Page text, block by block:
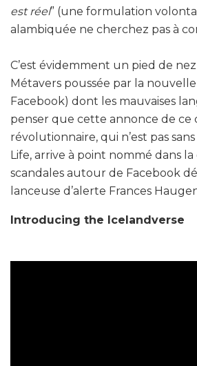
est réel” (une formulation
alambiquée ne cherchez pas à
C’est évidemment un pied de
Métavers poussée par la
Facebook) dont les mauvaises
penser que cette annonce de ce
révolutionnaire, qui n’est pas
Life, arrive à point nommé dans
scandales autour de Facebook
lanceuse d’alerte Frances
Introducing the Icelandverse